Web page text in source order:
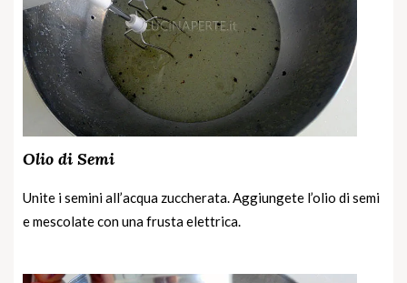
Olio di Semi
Unite i semini all’acqua zuccherata. Aggiungete l’olio di semi
e mescolate con una frusta elettrica.